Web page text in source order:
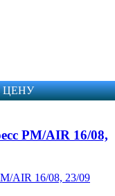
ЦЕНУ
PM/AIR 16/08,